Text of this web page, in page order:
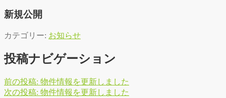
新規公開
カテゴリー: お知らせ
投稿ナビゲーション
前の投稿: 物件情報を更新しました
次の投稿: 物件情報を更新しました